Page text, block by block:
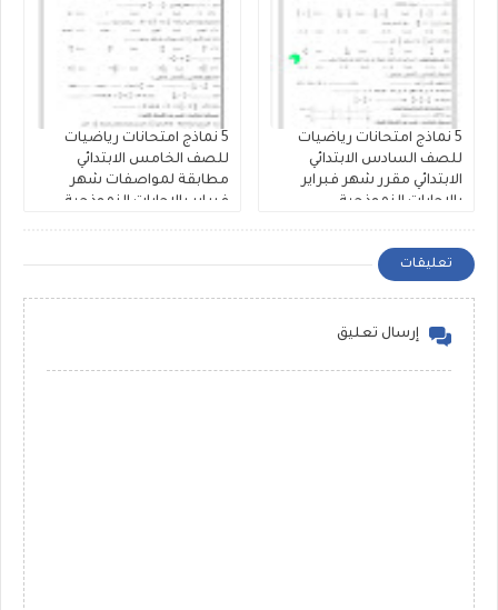
5 نماذج امتحانات رياضيات
للصف السادس الابتدائي
الابتدائي مقرر شهر فبراير
بالاجابات النموذجية
5 نماذج امتحانات رياضيات
للصف الخامس الابتدائي
مطابقة لمواصفات شهر
فبراير بالاجابات النموذجية
تعليقات
إرسال تعليق